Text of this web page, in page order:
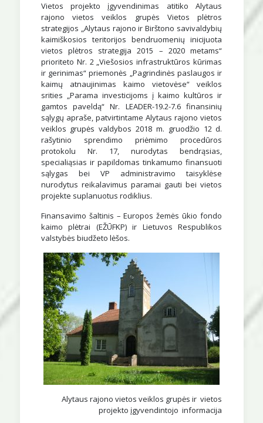
Vietos projekto įgyvendinimas atitiko Alytaus
rajono vietos veiklos grupės Vietos plėtros
strategijos „Alytaus rajono ir Birštono savivaldybių
kaimiškosios teritorijos bendruomenių inicijuota
vietos plėtros strategija 2015 – 2020 metams“
prioriteto Nr. 2 „Viešosios infrastruktūros kūrimas
ir gerinimas“ priemonės „Pagrindinės paslaugos ir
kaimų atnaujinimas kaimo vietovėse“ veiklos
srities „Parama investicijoms į kaimo kultūros ir
gamtos paveldą“ Nr. LEADER-19.2-7.6 finansinių
sąlygų apraše, patvirtintame Alytaus rajono vietos
veiklos grupės valdybos 2018 m. gruodžio 12 d.
rašytinio sprendimo priėmimo procedūros
protokolu Nr. 17, nurodytas bendrąsias,
specialiąsias ir papildomas tinkamumo finansuoti
sąlygas bei VP administravimo taisyklėse
nurodytus reikalavimus paramai gauti bei vietos
projekte suplanuotus rodiklius.
Finansavimo šaltinis – Europos žemės ūkio fondo
kaimo plėtrai (EŽŪFKP) ir Lietuvos Respublikos
valstybės biudžeto lėšos.
Alytaus rajono vietos veiklos grupės ir vietos
projekto įgyvendintojo informacija